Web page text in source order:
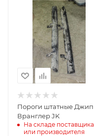
Пороги штатные Джип
Вранглер JK
На складе поставщика
или производителя